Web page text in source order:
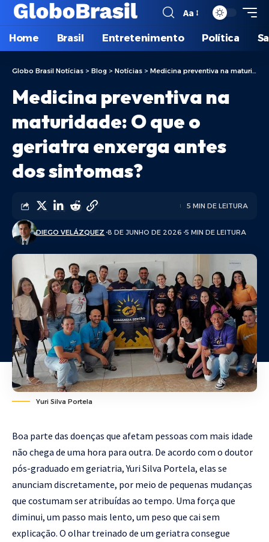
Aa
Home Brasil Entretenimento Política
Globo Brasil Notícias > Blog > Notícias > Medicina preventiva na maturidade: O que o geriatra enxerga antes dos sintomas?
Medicina preventiva na
maturidade: O que o
geriatra enxerga antes
dos sintomas?
DIEGO VELÁZQUEZ 8 DE JUNHO DE 2026 5 MIN DE LEITURA
5 MIN DE LEITURA
Yuri Silva Portela
Boa parte das doenças que afetam pessoas com mais idade
não chega de uma hora para outra. De acordo com o doutor
pós-graduado em geriatria, Yuri Silva Portela, elas se
anunciam discretamente, por meio de pequenas mudanças
que costumam ser atribuídas ao tempo. Uma força que
diminui, um passo mais lento, um peso que cai sem
explicação. O olhar treinado de um geriatra consegue